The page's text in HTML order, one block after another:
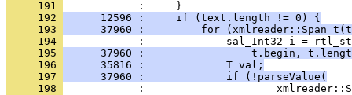
     191
     192
      12596 :     if (text.length != 0) {
     193
37960 :         for (xmlreader::Span
     194
     195
37960 :                 t.begin,
     196
      35816 :             T val;
     197
      37960 :             if (!parseValue(
     198